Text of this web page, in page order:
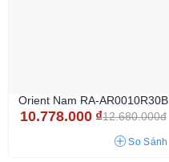
Orient Nam RA-AR0010R30B
10.778.000 ₫12.680.000đ
So Sánh